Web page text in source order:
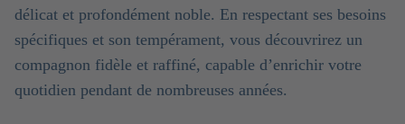
délicat et profondément noble. En respectant ses besoins
spécifiques et son tempérament, vous découvrirez un
compagnon fidèle et raffiné, capable d’enrichir votre
quotidien pendant de nombreuses années.